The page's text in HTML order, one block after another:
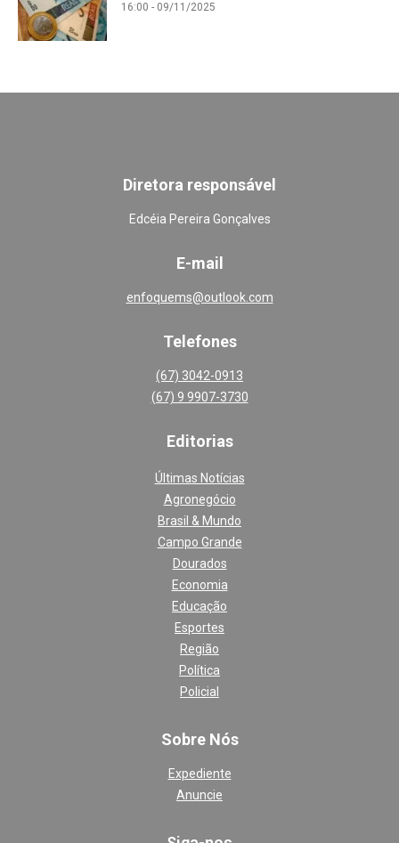
16:00 - 09/11/2025
Diretora responsável
Edcéia Pereira Gonçalves
E-mail
enfoquems@outlook.com
Telefones
(67) 3042-0913
(67) 9 9907-3730
Editorias
Últimas Notícias
Agronegócio
Brasil & Mundo
Campo Grande
Dourados
Economia
Educação
Esportes
Região
Política
Policial
Sobre Nós
Expediente
Anuncie